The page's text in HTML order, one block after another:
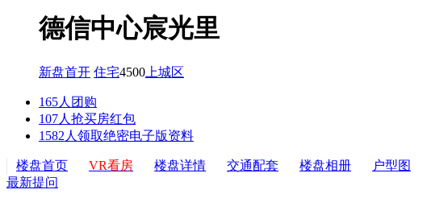
德信中心宸光里
新盘首开 住宅4500 上城区
165人团购
107人抢买房红包
1582人领取绝密电子版资料
楼盘首页 VR看房 楼盘详情 交通配套 楼盘相册 户型图
最新提问